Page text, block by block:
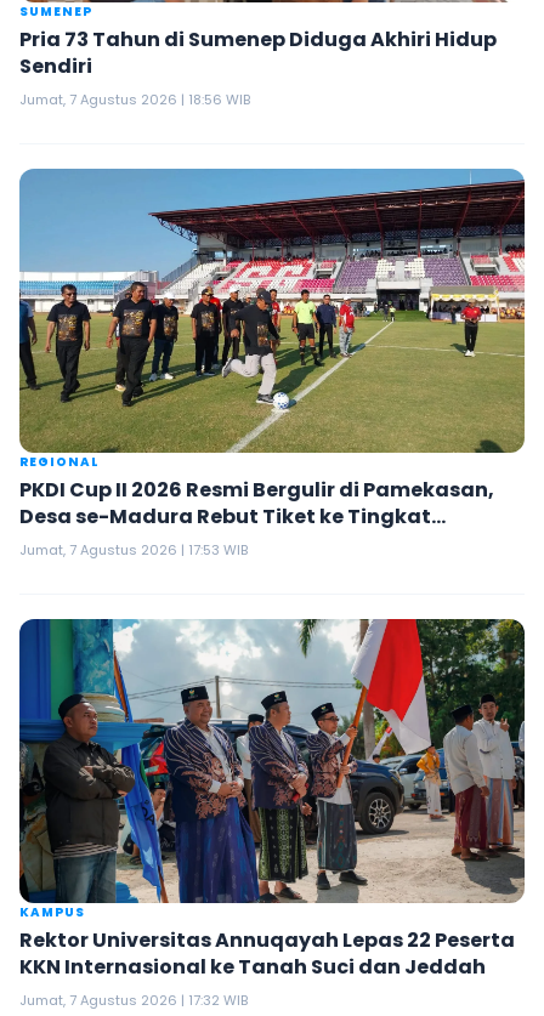
SUMENEP
Pria 73 Tahun di Sumenep Diduga Akhiri Hidup
Sendiri
Jumat, 7 Agustus 2026 | 18:56 WIB
REGIONAL
PKDI Cup II 2026 Resmi Bergulir di Pamekasan,
Desa se-Madura Rebut Tiket ke Tingkat
Nasional
Jumat, 7 Agustus 2026 | 17:53 WIB
KAMPUS
Rektor Universitas Annuqayah Lepas 22 Peserta
KKN Internasional ke Tanah Suci dan Jeddah
Jumat, 7 Agustus 2026 | 17:32 WIB